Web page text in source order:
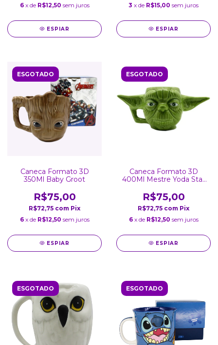
6 x de R$12,50 sem juros
ESPIAR
3 x de R$15,00 sem juros
ESPIAR
ESGOTADO
Caneca Formato 3D
350Ml Baby Groot
R$75,00
R$72,75 com Pix
6 x de R$12,50 sem juros
ESPIAR
ESGOTADO
Caneca Formato 3D
400Ml Mestre Yoda Star
R$75,00
R$72,75 com Pix
6 x de R$12,50 sem juros
ESPIAR
ESGOTADO ESGOTADO